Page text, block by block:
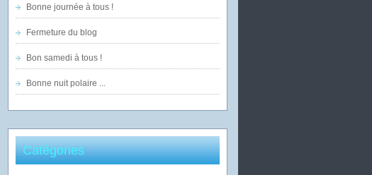
Bonne journée à tous !
Fermeture du blog
Bon samedi à tous !
Bonne nuit polaire ...
Catégories